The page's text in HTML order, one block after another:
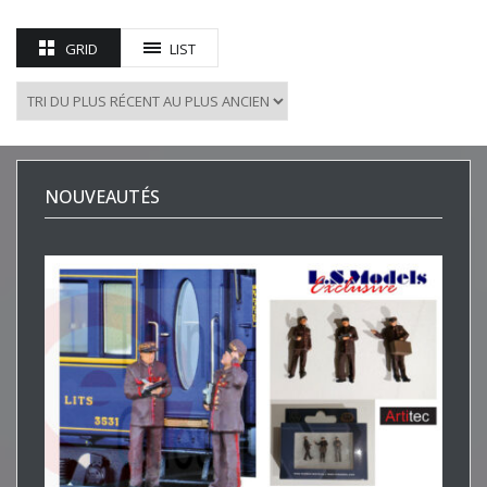
GRID LIST
NOUVEAUTÉS